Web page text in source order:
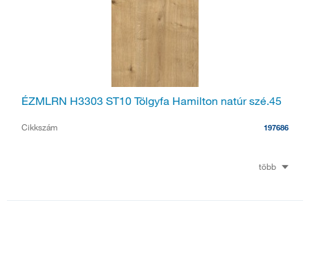
ÉZMLRN H3303 ST10 Tölgyfa Hamilton natúr szé.45
Cikkszám 197686
több